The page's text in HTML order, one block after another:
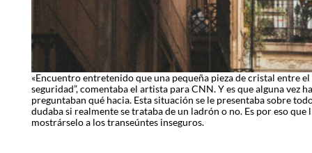
«Encuentro entretenido que una pequeña pieza de cristal entre
seguridad”, comentaba el artista para CNN. Y es que alguna vez
preguntaban qué hacia. Esta situación se le presentaba sobre
dudaba si realmente se trataba de un ladrón o no. Es por eso
mostrárselo a los transeúntes inseguros.